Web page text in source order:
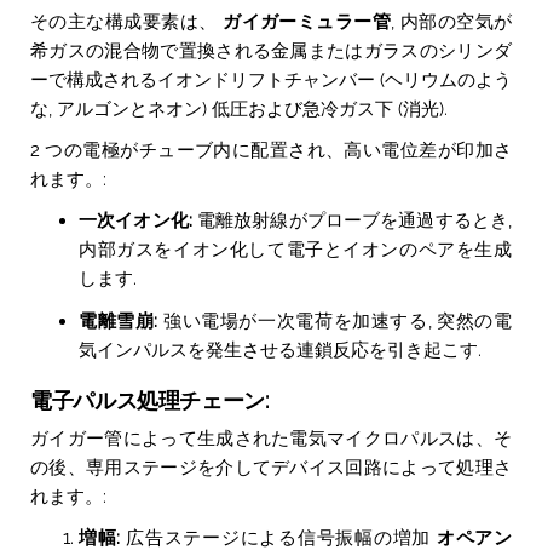
その主な構成要素は、 ガイガーミュラー管, 内部の空気が
希ガスの混合物で置換される金属またはガラスのシリンダ
ーで構成されるイオンドリフトチャンバー (ヘリウムのよう
な, アルゴンとネオン) 低圧および急冷ガス下 (消光).
2 つの電極がチューブ内に配置され、高い電位差が印加さ
れます。:
一次イオン化:電離放射線がプローブを通過するとき,
内部ガスをイオン化して電子とイオンのペアを生成
します.
電離雪崩: 強い電場が一次電荷を加速する, 突然の電
気インパルスを発生させる連鎖反応を引き起こす.
電子パルス処理チェーン:
ガイガー管によって生成された電気マイクロパルスは、そ
の後、専用ステージを介してデバイス回路によって処理さ
れます。:
増幅: 広告ステージによる信号振幅の増加 オペアン